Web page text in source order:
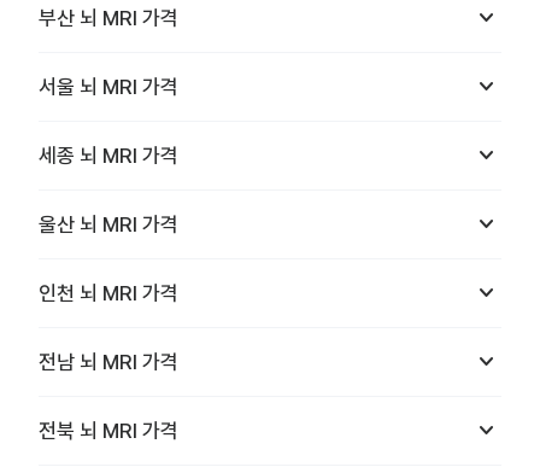
부산 뇌 MRI 가격 keyboard_arrow_down
서울 뇌 MRI 가격 keyboard_arrow_down
세종 뇌 MRI 가격 keyboard_arrow_down
울산 뇌 MRI 가격 keyboard_arrow_down
인천 뇌 MRI 가격 keyboard_arrow_down
전남 뇌 MRI 가격 keyboard_arrow_down
전북 뇌 MRI 가격 keyboard_arrow_down